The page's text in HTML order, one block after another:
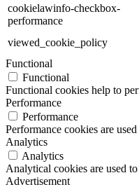
cookielawinfo-checkbox-
performance
viewed_cookie_policy
Functional
Functional
Functional cookies help to
Performance
Performance
Performance cookies are
Analytics
Analytics
Analytical cookies are used
Advertisement